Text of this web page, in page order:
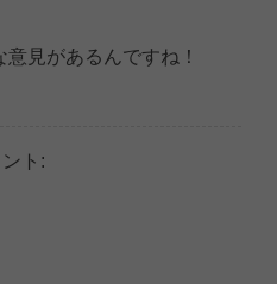
見があるんですね！
ト: